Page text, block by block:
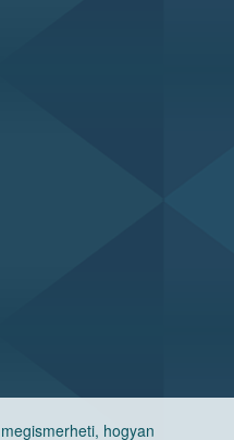
megismerheti, hogyan